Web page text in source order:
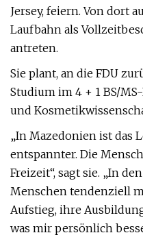
Jersey, feiern. Von dort
Laufbahn als
antreten.
Sie plant, an die FDU
Studium im 4 + 1 BS/
und
„In Mazedonien ist das
entspannter. Die
Freizeit“, sagt sie. „In
Menschen tendenziell
Aufstieg, ihre
was mir persönlich